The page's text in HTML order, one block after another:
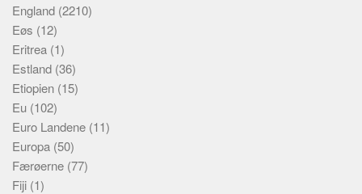
England (2210)
Eøs (12)
Eritrea (1)
Estland (36)
Etiopien (15)
Eu (102)
Euro Landene (11)
Europa (50)
Færøerne (77)
Fiji (1)